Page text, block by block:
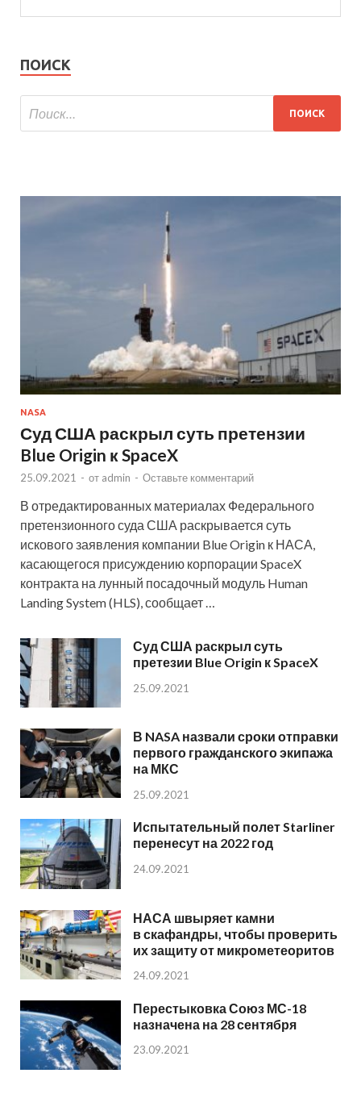
ПОИСК
NASA
Суд США раскрыл суть претензии
Blue Origin к SpaceX
25.09.2021 - от admin - Оставьте комментарий
В отредактированных материалах Федерального
претензионного суда США раскрывается суть
искового заявления компании Blue Origin к НАСА,
касающегося присуждению корпорации SpaceX
контракта на лунный посадочный модуль Human
Landing System (HLS), сообщает …
Суд США раскрыл суть
претезии Blue Origin к SpaceX
25.09.2021
В NASA назвали сроки отправки
первого гражданского экипажа
на МКС
25.09.2021
Испытательный полет Starliner
перенесут на 2022 год
24.09.2021
НАСА швыряет камни
в скафандры, чтобы проверить
их защиту от микрометеоритов
24.09.2021
Перестыковка Союз МС-18
назначена на 28 сентября
23.09.2021